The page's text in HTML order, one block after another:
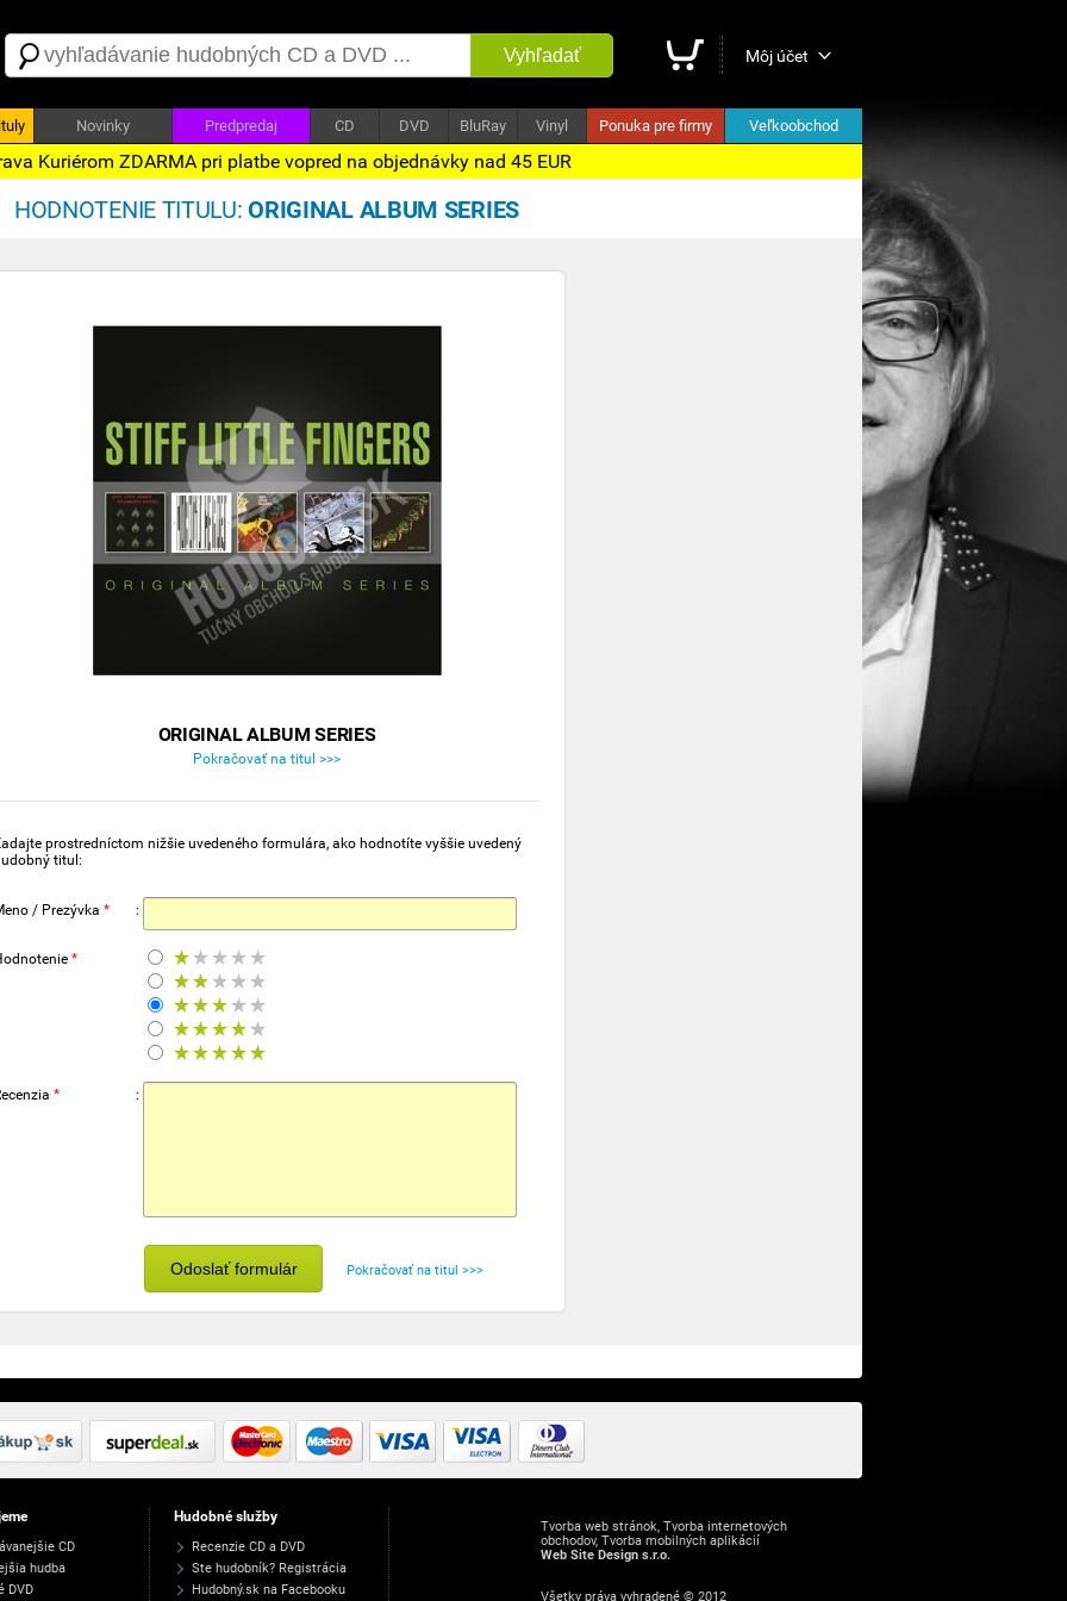
Vyhľadať Môj účet
Novinky Predpredaj CD DVD BluRay Vinyl Ponuka pre firmy Veľkoobchod
Kuriérom ZDARMA pri platbe vopred na objednávky nad 45 EUR
HODNOTENIE TITULU:ORIGINAL ALBUM SERIES
ORIGINAL ALBUM SERIES
Pokračovať na titul >>>
prostredníctom nižšie uvedeného formulára, ako hodnotíte vyššie uvedený
titul:
/ Prezývka * :
*
* :
Odoslať formulár Pokračovať na titul >>>
CD
hudba
DVD
Hudobné služby
Recenzie CD a DVD
Ste hudobník? Registrácia
Hudobný.sk na Facebooku
Tvorba web stránok, Tvorba internetových
obchodov, Tvorba mobilných aplikácií
Web Site Design s.r.o.
Všetky práva vyhradené © 2012